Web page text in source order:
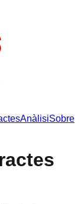
AnàlisiSobre